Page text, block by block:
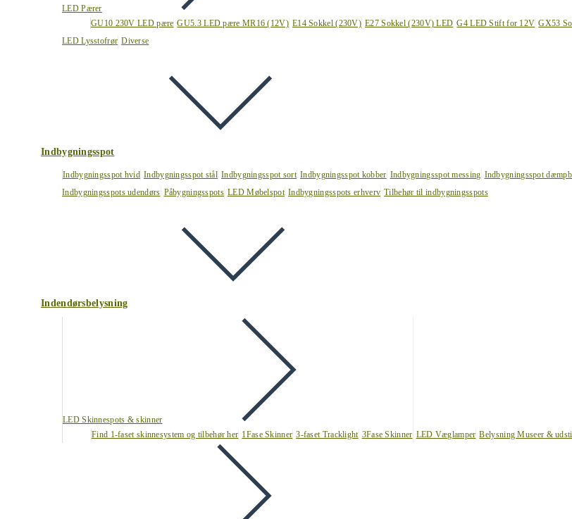
LED Pærer
GU10 230V LED pære GU5.3 LED pære MR16 (12V) E14 Sokkel (230V) E27 Sokkel (230V) LED G4 LED Stift for 12V GX53
LED Lysstofrør Diverse
Indbygningsspot
Indbygningsspot hvid Indbygningsspot stål Indbygningsspot sort Indbygningsspot kobber Indbygningsspot messing Indbygningsspot
Indbygningsspots udendørs Påbygningsspots LED Møbelspot Indbygningsspots erhverv Tilbehør til indbygningsspots
Indendørsbelysning
LED Skinnespots & skinner
Find 1-faset skinnesystem og tilbehør her 1Fase Skinner 3-faset Tracklight 3Fase Skinner LED Væglamper Belysning Museer &